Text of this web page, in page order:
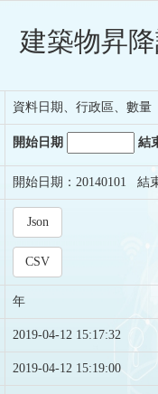
建築物昇
資料日期、行政區、數量
開始日期 結
開始日期：20140101 結
Json
CSV
年
2019-04-12 15:17:32
2019-04-12 15:19:00